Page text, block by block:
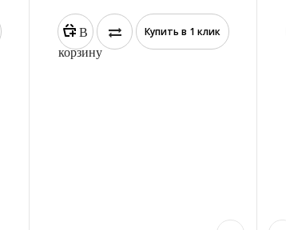
В
корзину
Купить в 1 клик